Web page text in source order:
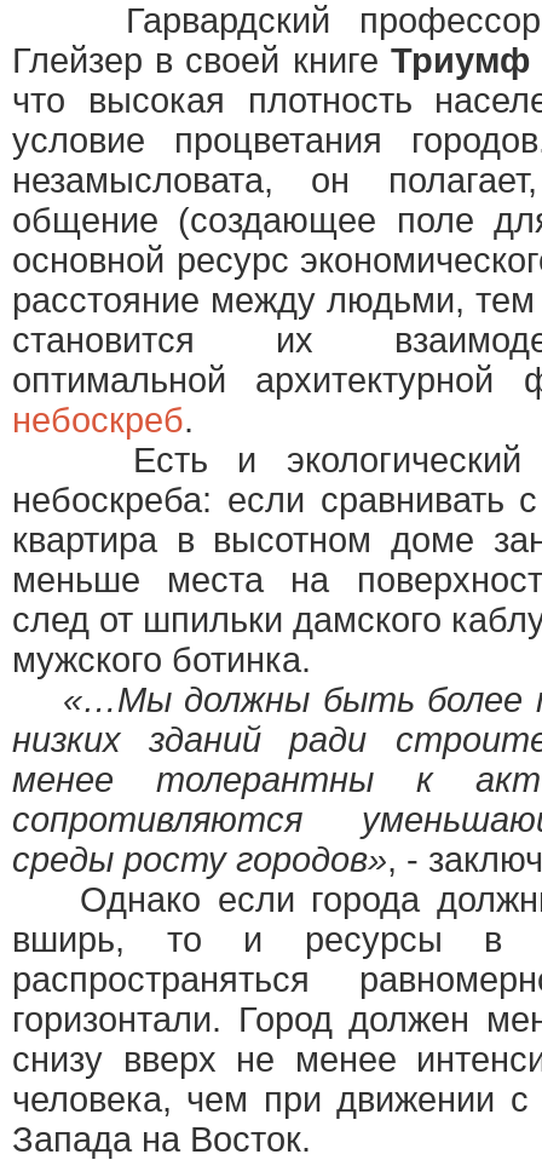
Гарвардский профессор
Глейзер в своей книге Триумф
что высокая плотность
условие процветания
незамысловата, он
общение (создающее поле
основной ресурс
расстояние между людьми,
становится их
оптимальной архитектурной
небоскреб.
Есть и экологический
небоскреба: если сравнивать
квартира в высотном доме
меньше места на
след от шпильки дамского
мужского ботинка.
«…Мы должны быть более
низких зданий ради
менее толерантны к
сопротивляются
среды росту городов», -
Однако если города
вширь, то и ресурсы в
распространяться
горизонтали. Город должен
снизу вверх не менее
человека, чем при движении
Запада на Восток.